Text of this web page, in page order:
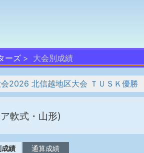
ーズ 大会別成績
2026 北信越地区大会 ＴＵＳＫ優勝
軟式・山形)
成績 通算成績